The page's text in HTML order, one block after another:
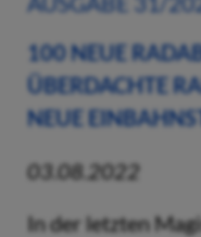
100 NEUE
ÜBERDACHTE
NEUE
03.08.2022
In der letzten